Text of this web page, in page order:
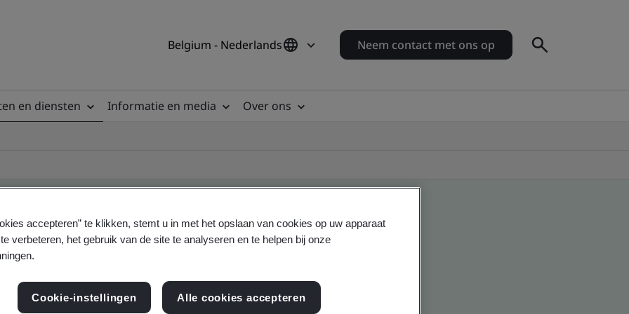
Belgium - Nederlands Neem contact met ons op
en diensten Informatie en media
Over ons
- Validation and Verification
accepteren” te klikken, stemt u in met het opslaan van cookies op uw apparaat
verbeteren, het gebruik van de site te analyseren en te helpen bij onze
Cookie-instellingen Alle cookies accepteren